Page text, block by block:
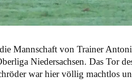
Mannschaft von Trainer
Niedersachsen. Das Tor
war hier völlig machtlos